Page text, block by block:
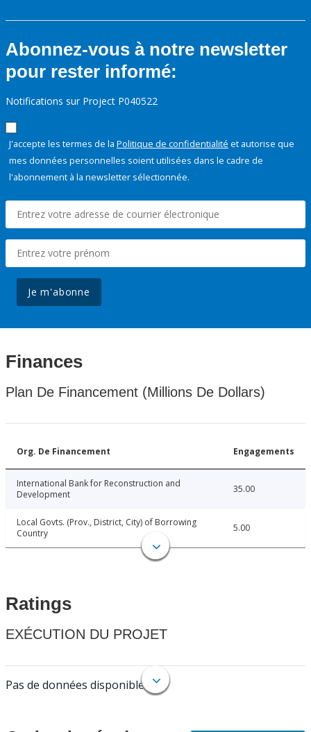
Abonnez-vous à notre newsletter
pour rester informé:
Notifications sur Project P040522
J'accepte les termes de la Politique de confidentialité et autorise que
mes données personnelles soient utilisées dans le cadre de
l'abonnement à la newsletter sélectionnée.
Je m'abonne
Finances
Plan De Financement (Millions De Dollars)
Org. De Financement Engagements
International Bank for Reconstruction and
Development
35.00
Local Govts. (Prov., District, City) of Borrowing
Country
5.00
Ratings
EXÉCUTION DU PROJET
Pas de données disponibles.